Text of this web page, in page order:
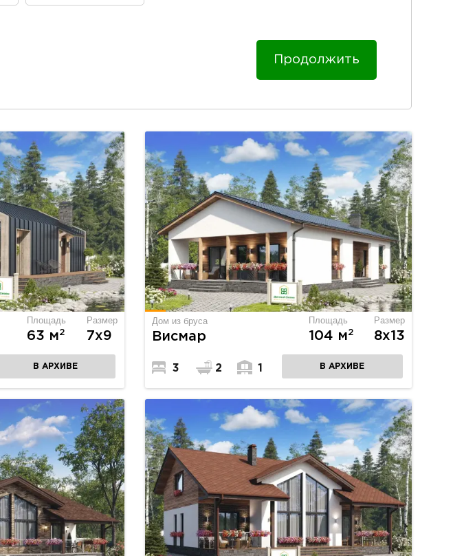
Продолжить
Площадь
63 м2
Размер
7х9
В АРХИВЕ
Дом из бруса
Висмар
Площадь
104 м2
Размер
8х13
3 2 1 В АРХИВЕ